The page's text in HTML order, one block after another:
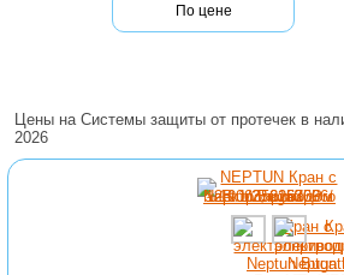
По цене
Цены на Системы защиты от протечек в
2026